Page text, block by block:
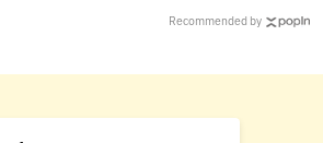
Recommended by